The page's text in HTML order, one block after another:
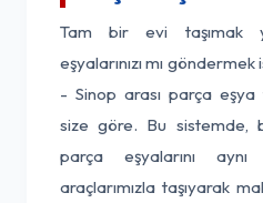
Tam bir evi taşımak
eşyalarınızı mı
- Sinop arası parça eşya
size göre. Bu sistemde,
parça eşyalarını
araçlarımızla taşıyarak